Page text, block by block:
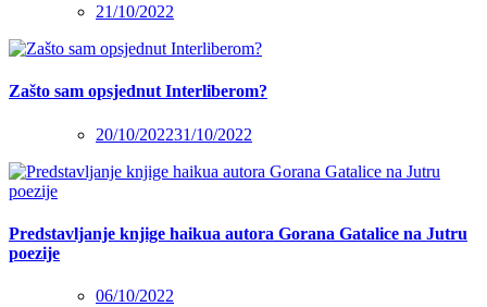
21/10/2022
Zašto sam opsjednut Interliberom?
20/10/202231/10/2022
Predstavljanje knjige haikua autora Gorana Gatalice na Jutru
poezije
06/10/2022